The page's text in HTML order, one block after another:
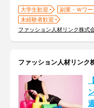
大学生歓迎 副業・Ｗワー
未経験者歓迎
ファッション人材リンク株式
ファッション人材リンク